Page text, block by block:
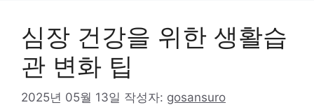
심장 건강을 위한 생활습
관 변화 팁
2025년 05월 13일 작성자: gosansuro